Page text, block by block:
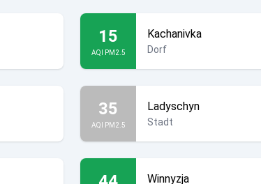
15
AQI PM2.5
Kachanivka
Dorf
35
AQI PM2.5
Ladyschyn
Stadt
Winnyzja